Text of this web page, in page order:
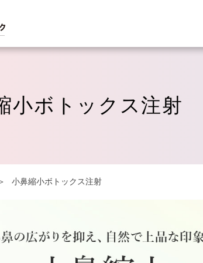
小ボトックス注射
小鼻縮小ボトックス注射